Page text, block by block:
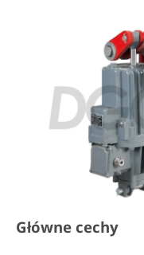
Główne cechy